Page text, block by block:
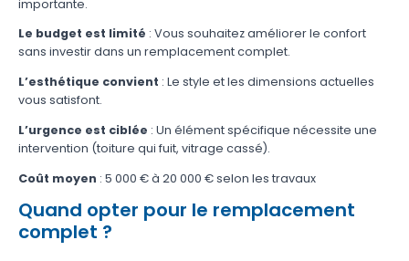
importante.
Le budget est limité : Vous souhaitez améliorer le confort
sans investir dans un remplacement complet.
L’esthétique convient : Le style et les dimensions actuelles
vous satisfont.
L’urgence est ciblée : Un élément spécifique nécessite une
intervention (toiture qui fuit, vitrage cassé).
Coût moyen : 5 000 € à 20 000 € selon les travaux
Quand opter pour le remplacement
complet ?